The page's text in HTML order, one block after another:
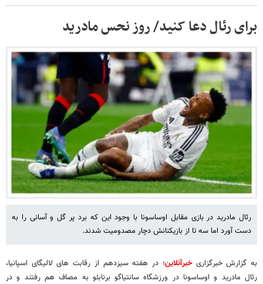
برای رئال دعا کنید/ روز نحس مادرید
رئال مادرید در بازی مقابل اوساسونا با وجود این که برد پر گل و آسانی را به
دست آورد اما سه تا از بازیکنانش دچار مصدومیت شدند.
به گزارش خبرگزاریخبرآنلاین؛ در هفته سیزدهم از رقابت های لالیگای اسپانیا،
رئال مادرید و اوساسونا در ورزشگاه سانتیاگو برنابئو به مصاف هم رفتند و در